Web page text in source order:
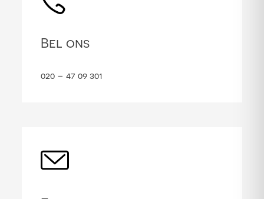
Bel ons
020 – 47 09 301